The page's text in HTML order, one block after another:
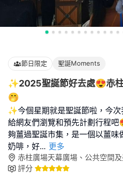
節日限定 聖誕Moments
✨️2025聖誕節好去處😍赤
🤭
✨今個星期就是聖誕節啦，今
給網友們瀏覽和預先計劃行程
夠薑過聖誕市集，是一個以薑味
奶啡，好... 更多
赤柱廣場天幕廣場、公共空間
評分